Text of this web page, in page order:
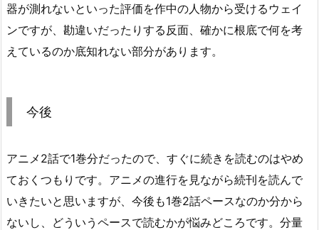
器が測れないといった評価を作中の人物から受けるウェイ
ンですが、勘違いだったりする反面、確かに根底で何を考
えているのか底知れない部分があります。
今後
アニメ2話で1巻分だったので、すぐに続きを読むのはやめ
ておくつもりです。アニメの進行を見ながら続刊を読んで
いきたいと思いますが、今後も1巻2話ペースなのか分から
ないし、どういうペースで読むかが悩みどころです。分量